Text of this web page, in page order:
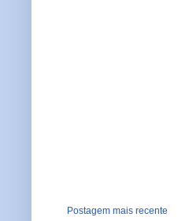
Postagem mais recente